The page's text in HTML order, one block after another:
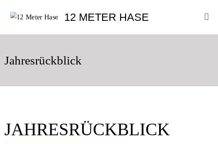
content
12
Hase
12 METER HASE
Jahresrückblick
JAHRESRÜCKBLICK